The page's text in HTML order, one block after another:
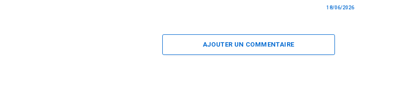
18/06/2026
AJOUTER UN COMMENTAIRE